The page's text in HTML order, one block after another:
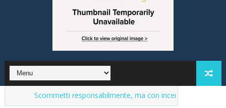
Scommetti responsabilmente, ma con incentivi Market del